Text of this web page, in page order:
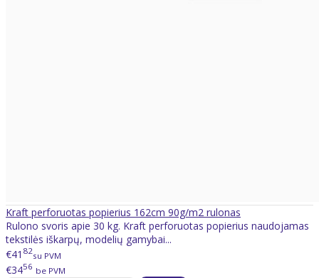
Kraft perforuotas popierius 162cm 90g/m2 rulonas
Rulono svoris apie 30 kg. Kraft perforuotas popierius naudojamas
tekstilės iškarpų, modelių gamybai...
€41 82su PVM
€3456 be PVM